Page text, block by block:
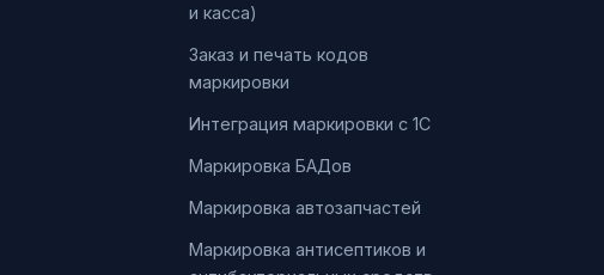
и касса)
Заказ и печать кодов
маркировки
Интеграция маркировки с 1С
Маркировка БАДов
Маркировка автозапчастей
Маркировка антисептиков и